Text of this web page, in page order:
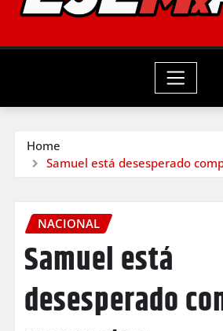
Home
Samuel está desesperado
NACIONAL
Samuel está
desesperado